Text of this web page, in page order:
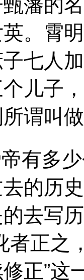
藩的
。霄
七人
儿子
谓叫
有多
的历
去写
者正之
正”这